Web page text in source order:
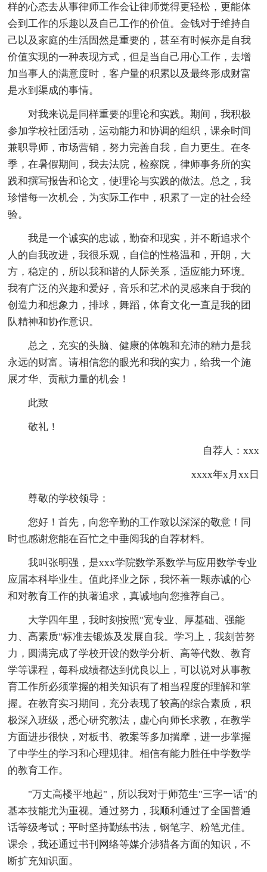
样的心态去从事律师工作会让律师觉得更轻松，更能体
会到工作的乐趣以及自己工作的价值。金钱对于维持自
己以及家庭的生活固然是重要的，甚至有时候亦是自我
价值实现的一种表现方式，但是当自己用心工作，去增
加当事人的满意度时，客户量的积累以及最终形成财富
是水到渠成的事情。
对我来说是同样重要的理论和实践。期间，我积极
参加学校社团活动，运动能力和协调的组织，课余时间
兼职导师，市场营销，努力完善自我，自力更生。在冬
季，在暑假期间，我去法院，检察院，律师事务所的实
践和撰写报告和论文，使理论与实践的做法。总之，我
珍惜每一次机会，为实际工作中，积累了一定的社会经
验。
我是一个诚实的忠诚，勤奋和现实，并不断追求个
人的自我改进，我很乐观，自信的性格温和，开朗，大
方，稳定的，所以我和谐的人际关系，适应能力环境。
我有广泛的兴趣和爱好，音乐和艺术的灵感来自于我的
创造力和想象力，排球，舞蹈，体育文化一直是我的团
队精神和协作意识。
总之，充实的头脑、健康的体魄和充沛的精力是我
永远的财富。请相信您的眼光和我的实力，给我一个施
展才华、贡献力量的机会！
此致
敬礼！
自荐人：xxx
xxxx年x月xx日
尊敬的学校领导：
您好！首先，向您辛勤的工作致以深深的敬意！同
时也感谢您能在百忙之中垂阅我的自荐材料。
我叫张明强，是xxx学院数学系数学与应用数学专业
应届本科毕业生。值此择业之际，我怀着一颗赤诚的心
和对教育工作的执著追求，真诚地向您推荐自己。
大学四年里，我时刻按照"宽专业、厚基础、强能
力、高素质"标准去锻炼及发展自我。学习上，我刻苦努
力，圆满完成了学校开设的数学分析、高等代数、教育
学等课程，每科成绩都达到优良以上，可以说对从事教
育工作所必须掌握的相关知识有了相当程度的理解和掌
握。在教育实习期间，充分表现了较高的综合素质，积
极深入班级，悉心研究教法，虚心向师长求教，在教学
方面进步很快，对板书、教案等多加揣摩，进一步掌握
了中学生的学习和心理规律。相信有能力胜任中学数学
的教育工作。
"万丈高楼平地起"，所以我对于师范生"三字一话"的
基本技能尤为重视。通过努力，我顺利通过了全国普通
话等级考试；平时坚持勤练书法，钢笔字、粉笔尤佳。
课余，我还通过书刊网络等媒介涉猎各方面的知识，不
断扩充知识面。